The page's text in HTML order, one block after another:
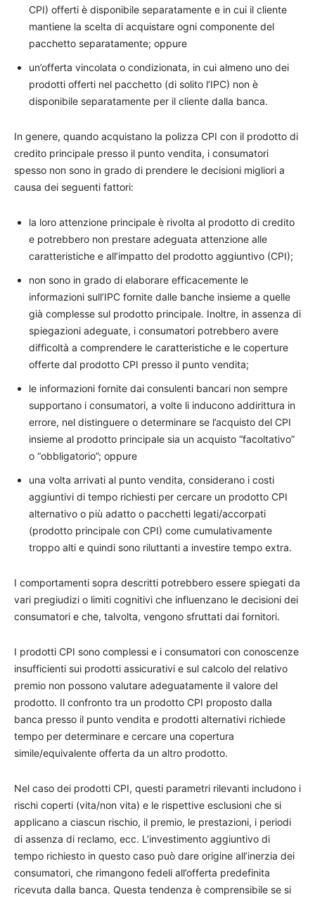
CPI) offerti è disponibile separatamente e in cui il cliente
mantiene la scelta di acquistare ogni componente del
pacchetto separatamente; oppure
un’offerta vincolata o condizionata, in cui almeno uno dei
prodotti offerti nel pacchetto (di solito l’IPC) non è
disponibile separatamente per il cliente dalla banca.
In genere, quando acquistano la polizza CPI con il prodotto di
credito principale presso il punto vendita, i consumatori
spesso non sono in grado di prendere le decisioni migliori a
causa dei seguenti fattori:
la loro attenzione principale è rivolta al prodotto di credito
e potrebbero non prestare adeguata attenzione alle
caratteristiche e all’impatto del prodotto aggiuntivo (CPI);
non sono in grado di elaborare efficacemente le
informazioni sull’IPC fornite dalle banche insieme a quelle
già complesse sul prodotto principale. Inoltre, in assenza di
spiegazioni adeguate, i consumatori potrebbero avere
difficoltà a comprendere le caratteristiche e le coperture
offerte dal prodotto CPI presso il punto vendita;
le informazioni fornite dai consulenti bancari non sempre
supportano i consumatori, a volte li inducono addirittura in
errore, nel distinguere o determinare se l’acquisto del CPI
insieme al prodotto principale sia un acquisto “facoltativo”
o “obbligatorio”; oppure
una volta arrivati al punto vendita, considerano i costi
aggiuntivi di tempo richiesti per cercare un prodotto CPI
alternativo o più adatto o pacchetti legati/accorpati
(prodotto principale con CPI) come cumulativamente
troppo alti e quindi sono riluttanti a investire tempo extra.
I comportamenti sopra descritti potrebbero essere spiegati da
vari pregiudizi o limiti cognitivi che influenzano le decisioni dei
consumatori e che, talvolta, vengono sfruttati dai fornitori.
I prodotti CPI sono complessi e i consumatori con conoscenze
insufficienti sui prodotti assicurativi e sul calcolo del relativo
premio non possono valutare adeguatamente il valore del
prodotto. Il confronto tra un prodotto CPI proposto dalla
banca presso il punto vendita e prodotti alternativi richiede
tempo per determinare e cercare una copertura
simile/equivalente offerta da un altro prodotto.
Nel caso dei prodotti CPI, questi parametri rilevanti includono i
rischi coperti (vita/non vita) e le rispettive esclusioni che si
applicano a ciascun rischio, il premio, le prestazioni, i periodi
di assenza di reclamo, ecc. L’investimento aggiuntivo di
tempo richiesto in questo caso può dare origine all’inerzia dei
consumatori, che rimangono fedeli all’offerta predefinita
ricevuta dalla banca. Questa tendenza è comprensibile se si